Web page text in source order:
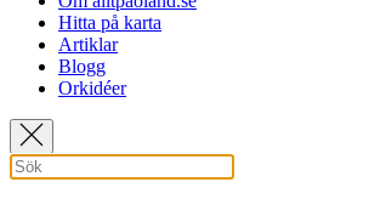
Hitta på karta
Artiklar
Blogg
Orkidéer